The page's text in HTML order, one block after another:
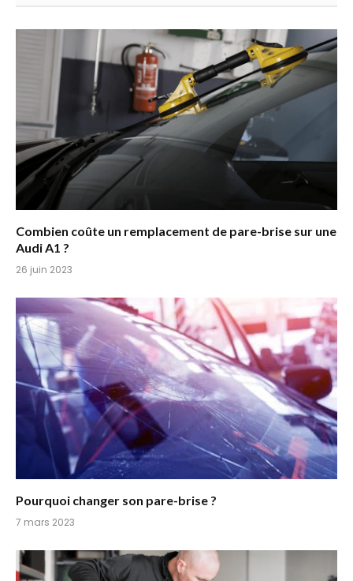
Combien coûte un remplacement de pare-brise sur une
Audi A1 ?
26 juin 2023
Pourquoi changer son pare-brise ?
7 mars 2023